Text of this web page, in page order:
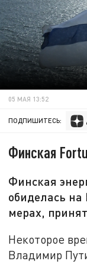
05 МАЯ 13:52
ПОДПИШИТЕСЬ:
Финская
Финская
обиделась
мерах,
Некоторое
Владимир